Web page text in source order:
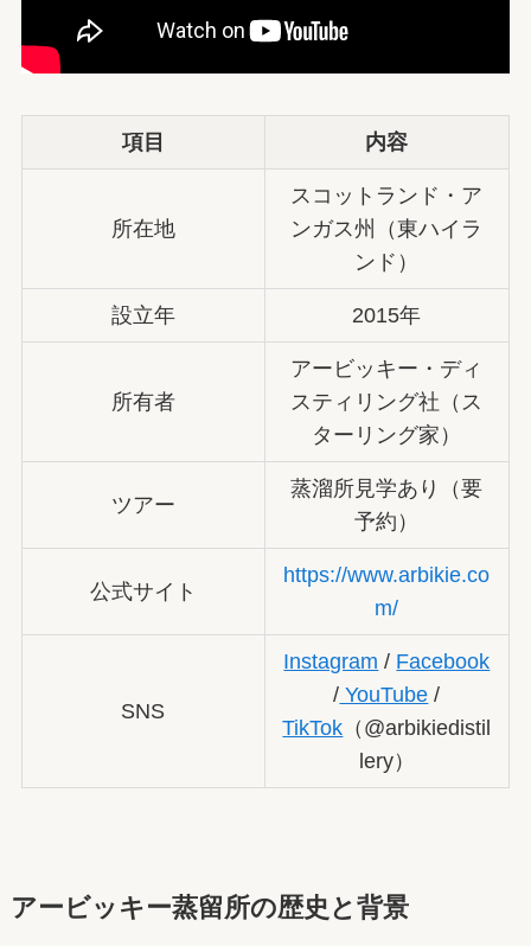
項目 内容
所在地
スコットランド・ア
ンガス州（東ハイラ
ンド）
設立年 2015年
所有者
アービッキー・ディ
スティリング社（ス
ターリング家）
ツアー
蒸溜所見学あり（要
予約）
公式サイト
https://www.arbikie.co
m/
SNS
Instagram / Facebook
/ YouTube /
TikTok （@arbikiedistil
lery）
アービッキー蒸留所の歴史と背景